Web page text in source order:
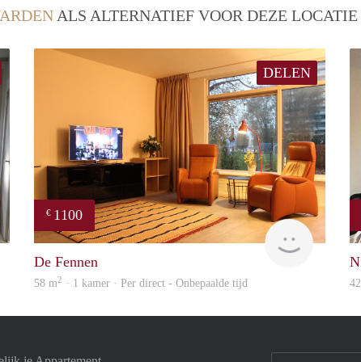
ALS ALTERNATIEF VOOR DEZE LOCATIE
DELEN
€ 1100
De Fennen
58 m2 · 1 kamer · Per direct - Onbepaalde tijd